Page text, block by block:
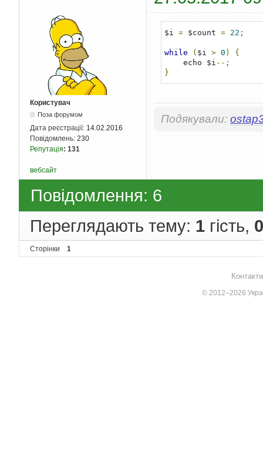
Користувач
Поза форумом
Дата реєстрації: 14.02.2016
Повідомлень: 230
Репутація: 131
$i = $count = 22 ;
while ( $i > 0 )
{
    echo $i
--;
}
Подякували:
вебсайт
Повідомлення: 6
Переглядають тему: 1 гість, 0
Сторінки 1
© 2012–2026